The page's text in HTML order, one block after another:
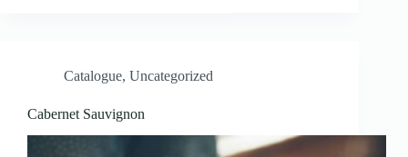
Catalogue, Uncategorized
Cabernet Sauvignon